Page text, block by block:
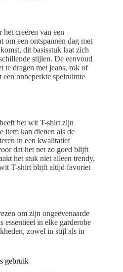
creëren van een
om een ontspannen dag met
dit basisstuk laat zich
stijlen. De eenvoud
te dragen met jeans, rok of
onbeperkte spelruimte
het wit T-shirt zijn
item kan dienen als de
in een kwalitatief
dat het net zo goed blijft
het stuk niet alleen trendy,
T-shirt blijft altijd favoriet
om zijn ongeëvenaarde
essentieel in elke garderobe
zowel in stijl als in
gebruik